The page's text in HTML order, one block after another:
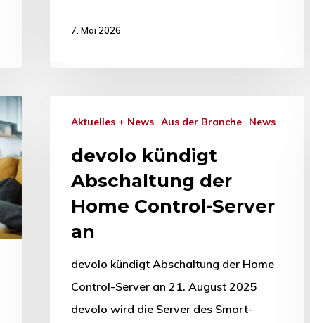
7. Mai 2026
Aktuelles + News Aus der Branche News
devolo kündigt
Abschaltung der
Home Control-Server
an
devolo kündigt Abschaltung der Home
Control-Server an 21. August 2025
devolo wird die Server des Smart-